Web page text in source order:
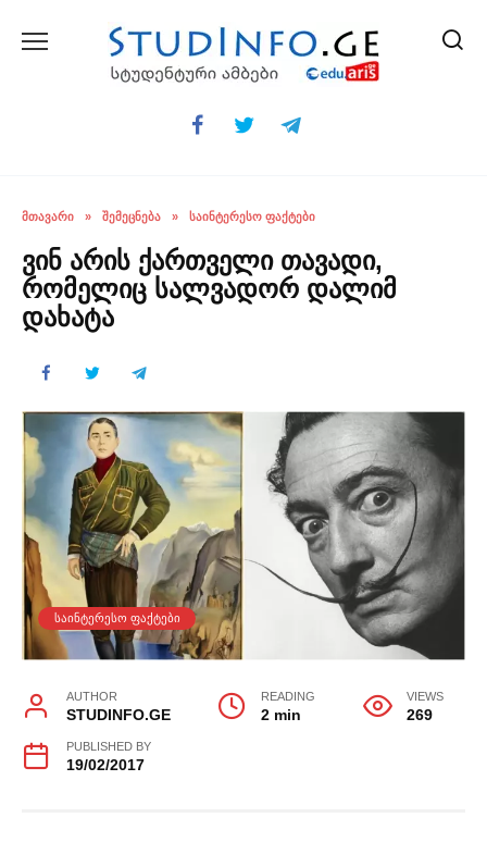
ᲛᲗᲐᲕᲐᲠᲘ » ᲨᲔᲛᲔᲪᲜᲔᲑᲐ » ᲡᲐᲘᲜᲢᲔᲠᲔᲡᲝ ᲤᲐᲥᲢᲔᲑᲘ
ვინ არის ქართველი თავადი,
რომელიც სალვადორ დალიმ
დახატა
ᲡᲐᲘᲜᲢᲔᲠᲔᲡᲝ ᲤᲐᲥᲢᲔᲑᲘ
AUTHOR
STUDINFO.GE
READING
2 min
VIEWS
269
PUBLISHED BY
19/02/2017